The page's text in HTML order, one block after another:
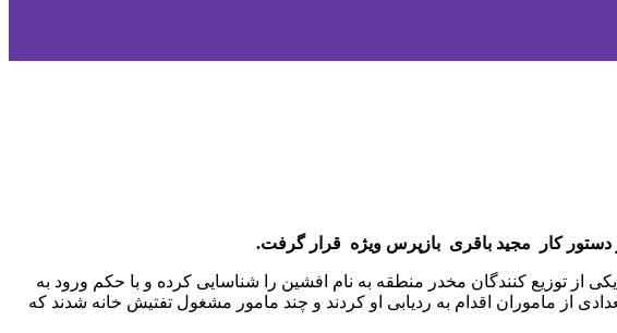
کار مجید باقری بازپرس ویژه قرار گرفت.
با مواد مخدر یکی از توزیع کنندگان مخدر منطقه به نام افشین را شناسایی کرده و با حکم ورود به
از ماموران اقدام به ردیابی او کردند و چند مامور مشغول تفتیش خانه شدند که